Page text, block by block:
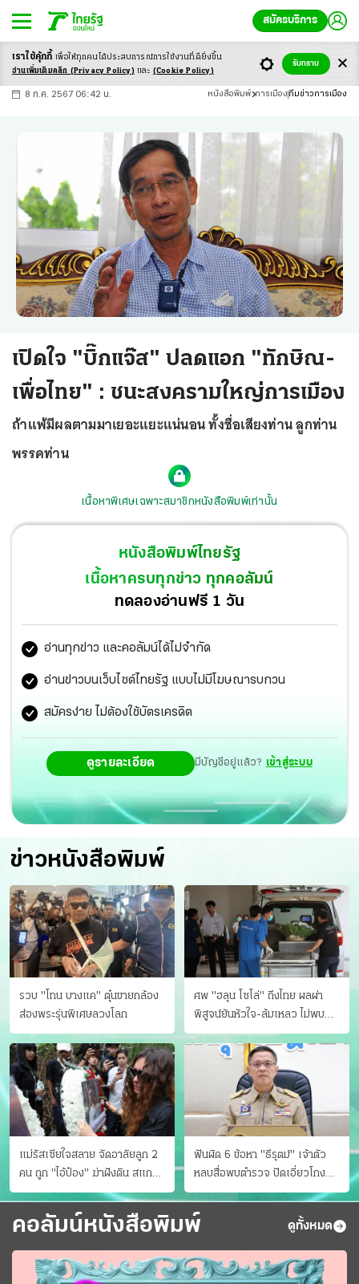
สมัครบริการ
-ก ก ก+
8 ก.ค. 2567 06:42 น. หนังสือพิมพ์ การเมือง ทีมข่าวการเมือง
เปิดใจ "บิ๊กแจ๊ส" ปลดแอก "ทักษิณ-
เพื่อไทย" : ชนะสงครามใหญ่การเมือง
ถ้าแพ้มีผลตามมาเยอะแยะแน่นอน ทั้งชื่อเสียงท่าน ลูกท่าน
พรรคท่าน
เนื้อหาพิเศษเฉพาะสมาชิกหนังสือพิมพ์เท่านั้น
หนังสือพิมพ์ไทยรัฐ
เนื้อหาครบทุกข่าว ทุกคอลัมน์
ทดลองอ่านฟรี 1 วัน
อ่านทุกข่าว และคอลัมน์ได้ไม่จำกัด
อ่านข่าวบนเว็บไซต์ไทยรัฐ แบบไม่มีโฆษณารบกวน
สมัครง่าย ไม่ต้องใช้บัตรเครดิต
ดูรายละเอียด มีบัญชีอยู่แล้ว? เข้าสู่ระบบ
ข่าวหนังสือพิมพ์
รวบ "โทน บางแค" ตุ๋นขายกล้อง
ส่องพระรุ่นพิเศษลวงโลก
ศพ "ฮลุน โซโล่" ถึงไทย ผลผ่า
พิสูจน์ยันหัวใจ-ล้มเหลว ไม่พบ
บาดแผล
แม่รัสเซียใจสลาย จัดอาลัยลูก 2
คน ถูก "ไอ้ป๋อง" ฆ่าฝังดิน สแกน
ไม่มีศพเพิ่ม
ฟันผิด 6 ข้อหา "ธีรุตม์" เจ้าตัว
หลบสื่อพบตำรวจ ปัดเอี่ยวโกง
สอบท้องถิ่น จ่อบี้รํ่ารวยมากปกติ
คอลัมน์หนังสือพิมพ์ ดูทั้งหมด
เราใช้คุ้กกี้ เพื่อให้ทุกคนได้ประสบการณ์การใช้งานที่ดียิ่งขึ้น
อ่านเพิ่มเติมคลิก (Privacy Policy) และ (Cookie Policy)
รับทราบ